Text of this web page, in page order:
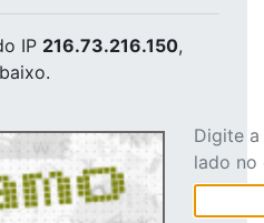
IP 216.73.216.150,
Digite
lado no